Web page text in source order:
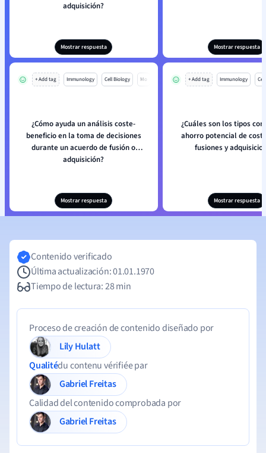
adquisición?
Mostrar respuesta Mostrar respuesta
+ Add tag Immunology Cell Biology Mo
¿Cómo ayuda un análisis coste-
beneficio en la toma de decisiones
durante un acuerdo de fusión o
adquisición?
Mostrar respuesta
+ Add tag Immunology
¿Cuáles son los tipos
ahorro potencial de
fusiones y
Mostrar respuesta
Contenido verificado
Última actualización: 01.01.1970
Tiempo de lectura: 28 min
Proceso de creación de contenido diseñado por
Lily Hulatt
Qualitédu contenu vérifiée par
Gabriel Freitas
Calidad del contenido comprobada por
Gabriel Freitas